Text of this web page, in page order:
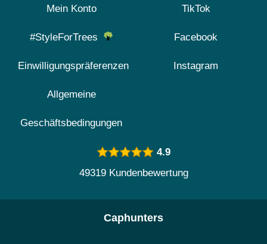
Mein Konto
#StyleForTrees
Einwilligungspräferenzen
Allgemeine
Geschäftsbedingungen
TikTok
Facebook
Instagram
4.9
49319 Kundenbewertung
Caphunters